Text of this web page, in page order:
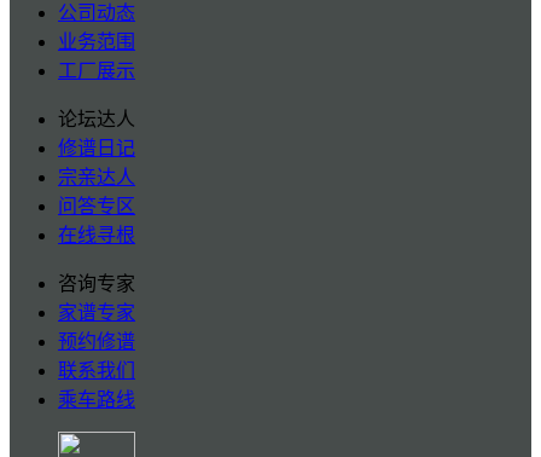
公司动态
业务范围
工厂展示
论坛达人
修谱日记
宗亲达人
问答专区
在线寻根
咨询专家
家谱专家
预约修谱
联系我们
乘车路线